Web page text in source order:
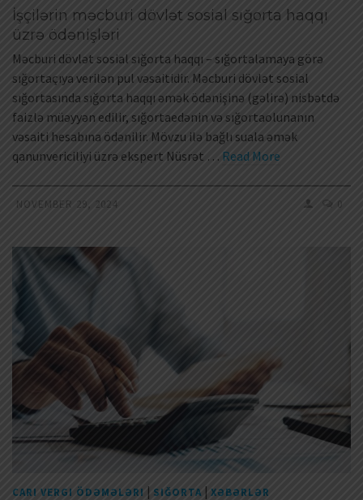
İşçilərin məcburi dövlət sosial sığorta haqqı
üzrə ödənişləri
Məcburi dövlət sosial sığorta haqqı – sığortalamaya görə
sığortaçıya verilən pul vəsaitidir. Məcburi dövlət sosial
sığortasında sığorta haqqı əmək ödənişinə (gəlirə) nisbətdə
faizlə müəyyən edilir, sığortaedənin və sığortaolunanın
vəsaiti hesabına ödənilir. Mövzu ilə bağlı suala əmək
qanunvericiliyi üzrə ekspert Nüsrət … Read More
NOVEMBER 29, 2024 0
CARI VERGI ÖDƏMƏLƏRI | SIĞORTA | XƏBƏRLƏR